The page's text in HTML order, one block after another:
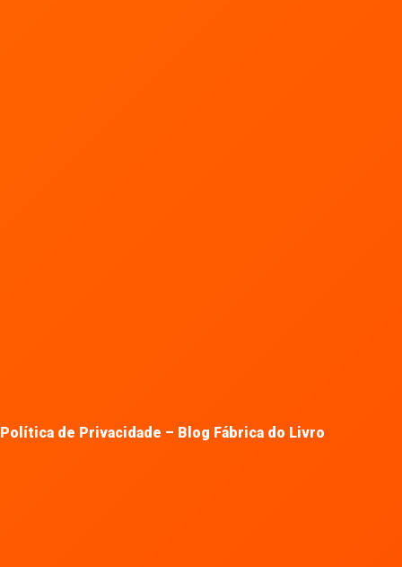
Política de Privacidade – Blog Fábrica do Livro